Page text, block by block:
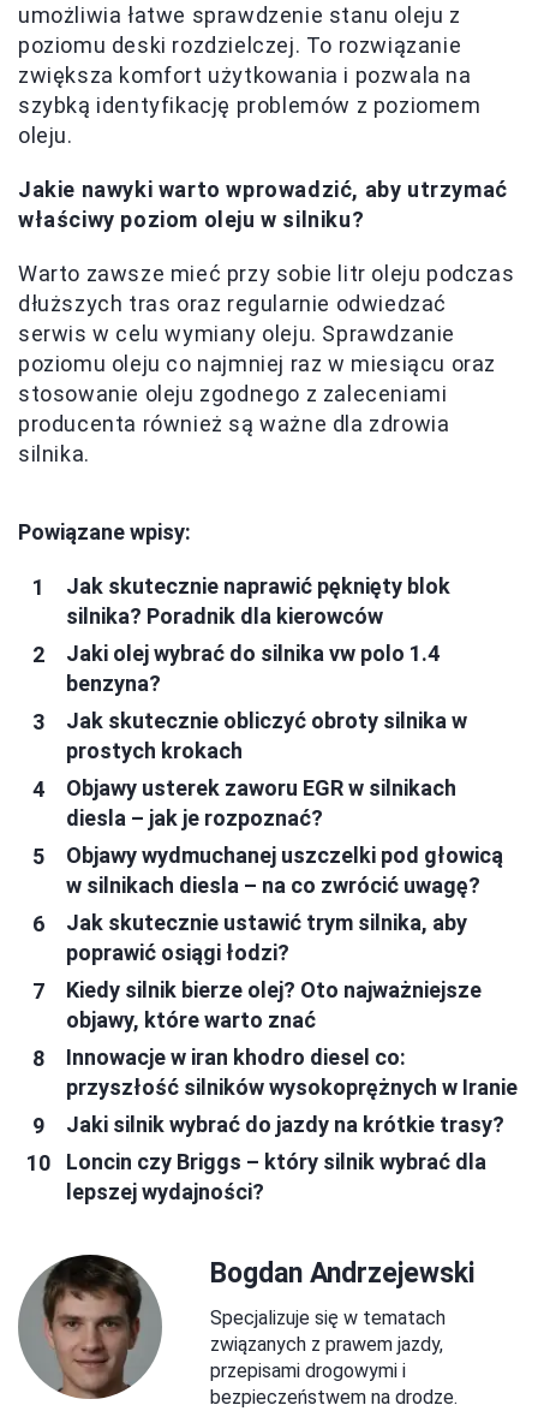
umożliwia łatwe sprawdzenie stanu oleju z
poziomu deski rozdzielczej. To rozwiązanie
zwiększa komfort użytkowania i pozwala na
szybką identyfikację problemów z poziomem
oleju.
Jakie nawyki warto wprowadzić, aby utrzymać
właściwy poziom oleju w silniku?
Warto zawsze mieć przy sobie litr oleju podczas
dłuższych tras oraz regularnie odwiedzać
serwis w celu wymiany oleju. Sprawdzanie
poziomu oleju co najmniej raz w miesiącu oraz
stosowanie oleju zgodnego z zaleceniami
producenta również są ważne dla zdrowia
silnika.
Powiązane wpisy:
Jak skutecznie naprawić pęknięty blok
silnika? Poradnik dla kierowców
Jaki olej wybrać do silnika vw polo 1.4
benzyna?
Jak skutecznie obliczyć obroty silnika w
prostych krokach
Objawy usterek zaworu EGR w silnikach
diesla – jak je rozpoznać?
Objawy wydmuchanej uszczelki pod głowicą
w silnikach diesla – na co zwrócić uwagę?
Jak skutecznie ustawić trym silnika, aby
poprawić osiągi łodzi?
Kiedy silnik bierze olej? Oto najważniejsze
objawy, które warto znać
Innowacje w iran khodro diesel co:
przyszłość silników wysokoprężnych w Iranie
Jaki silnik wybrać do jazdy na krótkie trasy?
Loncin czy Briggs – który silnik wybrać dla
lepszej wydajności?
Bogdan Andrzejewski
Specjalizuje się w tematach
związanych z prawem jazdy,
przepisami drogowymi i
bezpieczeństwem na drodze.